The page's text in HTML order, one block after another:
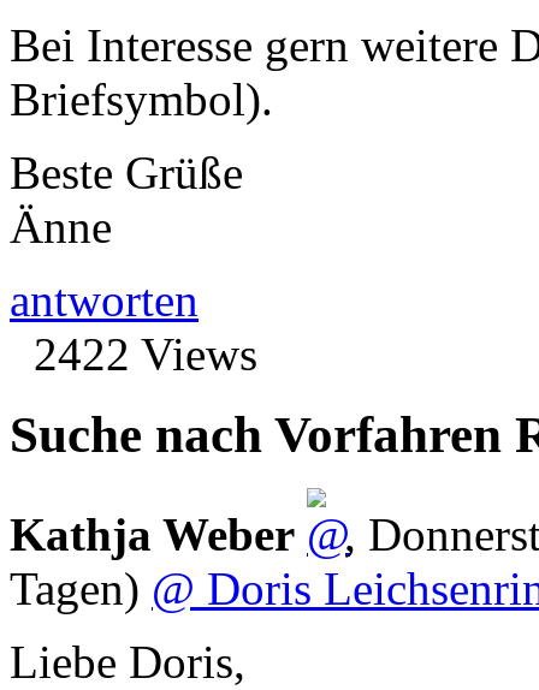
Bei Interesse gern weitere
Briefsymbol).
Beste Grüße
Änne
antworten
2422 Views
Suche nach Vorfahren
Kathja Weber ,
Tagen) @ Doris
Liebe Doris,